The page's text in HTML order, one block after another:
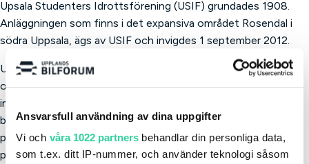
Ansvarsfull användning av dina uppgifter
Vi och våra 1022 partnersbehandlar din personliga data,
som t.ex. ditt IP-nummer, och använder teknologi såsom
Upsala Studenters Idrottsförening (USIF) grundades 1908.
Anläggningen som finns i det expansiva området Rosendal i
södra Uppsala, ägs av USIF och invigdes 1 september 2012.
Upplands Bilforum USIF Arena har en unik och sevärd design
och innehåller fem tennisbanor inomhus, två padelbanor
inomhus, cykelsal, yogasal, gym i två plan, en multihall för t.ex.
basket för 600+ åskådare, restaurang, konferens, kontor och
parkeringsplatser. Dessutom har vi tre tennisbanor och tre
padelbanor utomhus i direkt anslutning till arenan och